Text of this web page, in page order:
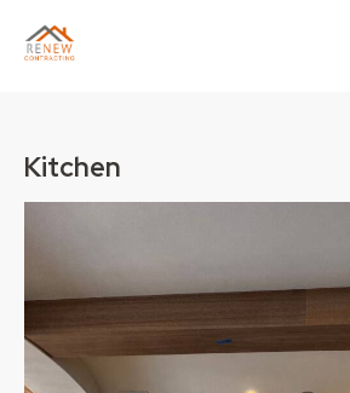
Kitchen